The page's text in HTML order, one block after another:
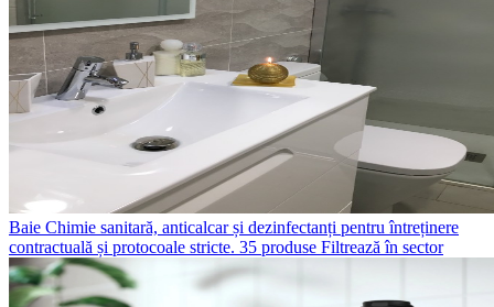
Baie Chimie sanitară, anticalcar și dezinfectanți pentru întreținere
contractuală și protocoale stricte. 35 produse Filtrează în sector